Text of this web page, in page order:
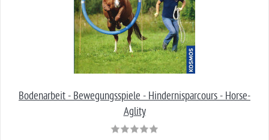
Bodenarbeit - Bewegungsspiele - Hindernisparcours - Horse-
Aglity